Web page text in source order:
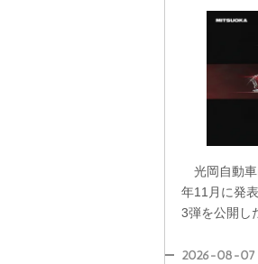
光岡自動車
年11月に発
3弾を公開し
2026-08-07